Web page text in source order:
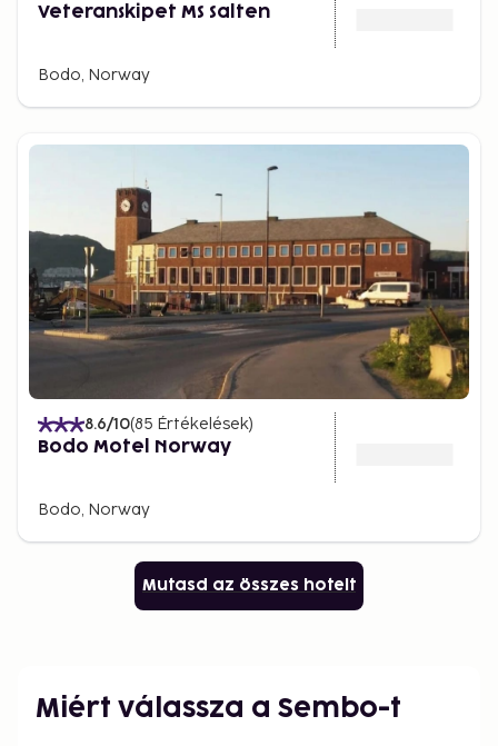
Veteranskipet MS Salten
Bodo, Norway
8.6/10(85 Értékelések)
Bodo Motel Norway
Bodo, Norway
Mutasd az összes hotelt
Miért válassza a Sembo-t